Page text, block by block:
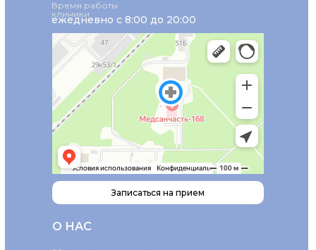
О НАС
ежедневно с 8:00 до 20:00
Время работы
клиники
Записаться на прием